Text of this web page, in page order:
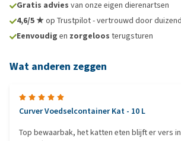
Gratis advies van onze eigen dierenartsen
4,6/5 ★op Trustpilot - vertrouwd door
Eenvoudig en zorgeloos terugsturen
Wat anderen zeggen
Curver Voedselcontainer Kat - 10 L
Top bewaarbak, het katten eten blijft er vers